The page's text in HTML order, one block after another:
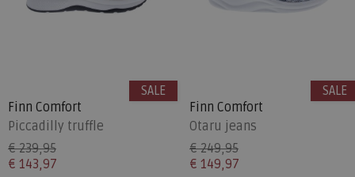
Finn Comfort
Piccadilly truffle
€ 239,95
€ 143,97
SALE
Finn Comfort
Otaru jeans
€ 249,95
€ 149,97
SALE